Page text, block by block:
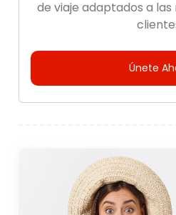
de viaje adaptados a las
Únete